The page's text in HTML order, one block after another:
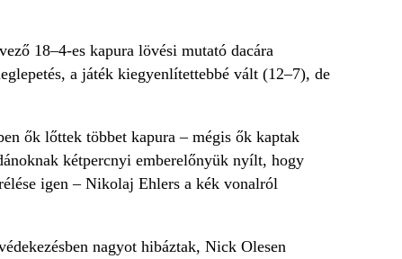
18–4-es kapura lövési mutató dacára
a játék kiegyenlítettebbé vált (12–7), de
ők lőttek többet kapura – mégis ők kaptak
kétpercnyi emberelőnyük nyílt, hogy
igen – Nikolaj Ehlers a kék vonalról
nagyot hibáztak, Nick Olesen